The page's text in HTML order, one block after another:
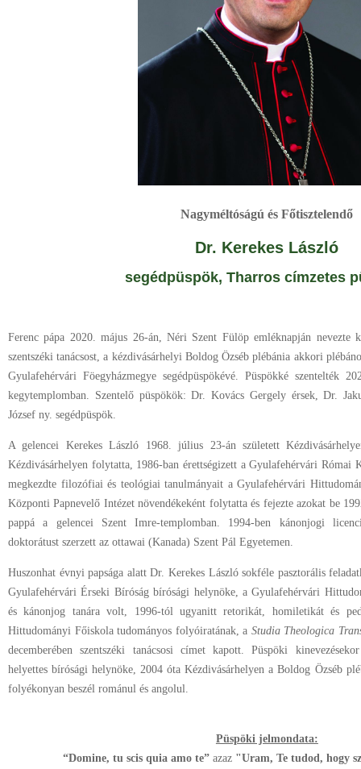
Nagyméltóságú és Főtisztelendő
Dr. Kerekes László
segédpüspök, Tharros címzetes
Ferenc pápa 2020. május 26-án, Néri Szent Fülöp emléknapján nevezte
szentszéki tanácsost, a kézdivásárhelyi Boldog Özséb plébánia akkori
Gyulafehérvári Föegyházmegye segédpüspökévé. Püspökké szentelték
kegytemplomban. Szentelő püspökök: Dr. Kovács Gergely érsek, Dr.
József ny. segédpüspök.
A gelencei Kerekes László 1968. július 23-án született
Kézdivásárhelyen folytatta, 1986-ban érettségizett a Gyulafehérvári Római
megkezdte filozófiai és teológiai tanulmányait a Gyulafehérvári
Központi Papnevelő Intézet növendékeként folytatta és fejezte azokat be
pappá a gelencei Szent Imre-templomban. 1994-ben kánonjogi
doktorátust szerzett az ottawai (Kanada) Szent Pál Egyetemen.
Huszonhat évnyi papsága alatt Dr. Kerekes László sokféle pasztorális
Gyulafehérvári Érseki Bíróság bírósági helynöke, a Gyulafehérvári
és kánonjog tanára volt, 1996-tól ugyanitt retorikát, homiletikát és
Hittudományi Főiskola tudományos folyóiratának, a Studia Theologica
decemberében szentszéki tanácsosi címet kapott. Püspöki
helyettes bírósági helynöke, 2004 óta Kézdivásárhelyen a Boldog Özséb
folyékonyan beszél románul és angolul.
Püspöki jelmondata:
“Domine, tu scis quia amo te”azaz "Uram, Te tudod, hogy